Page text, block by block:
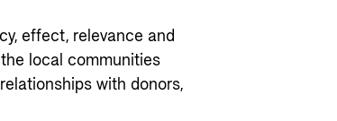
effect, relevance and
local communities
with donors,